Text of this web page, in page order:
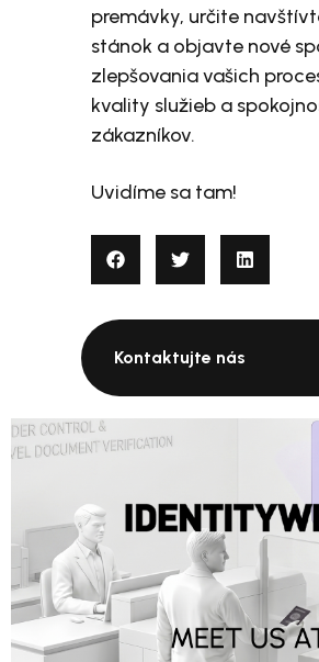
premávky, určite
stánok a objavte nové
zlepšovania vašich
kvality služieb a
zákazníkov.
Uvidíme sa tam!
Kontaktujte nás